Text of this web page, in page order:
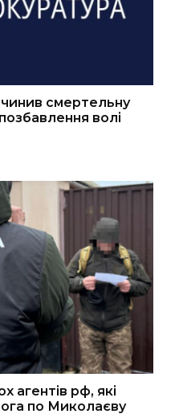
смертельну
волі
агентів рф, які
по Миколаєву